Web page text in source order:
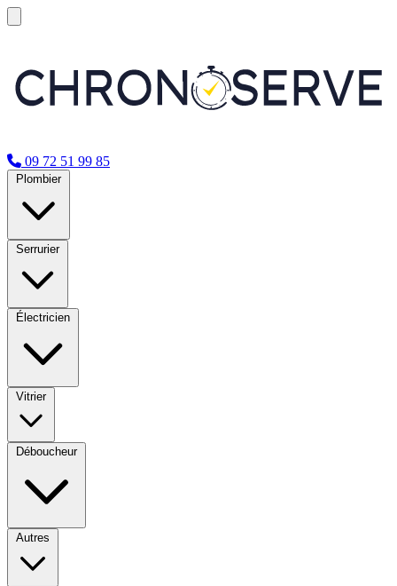
09 72 51 99 85
Plombier
Serrurier
Électricien
Vitrier
Déboucheur
Autres